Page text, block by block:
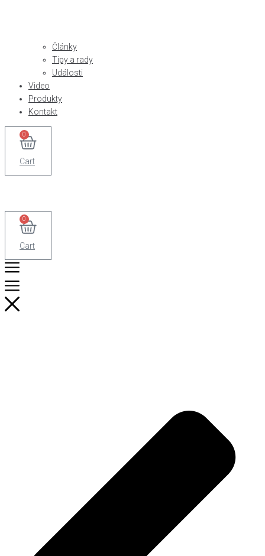
Články
Tipy a rady
Události
Video
Produkty
Kontakt
0
Cart
0
Cart